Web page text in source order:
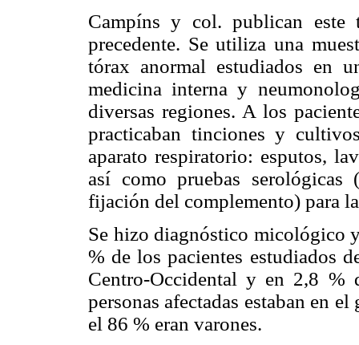
Campíns y col. publican este
precedente. Se utiliza una
tórax anormal estudiados en
medicina interna y
diversas regiones. A los
practicaban tinciones y
aparato respiratorio: esputos,
así como pruebas serológicas
fijación del complemento) para
Se hizo diagnóstico micológico
% de los pacientes estudiados
Centro-Occidental y en 2,8
personas afectadas estaban en
el 86 % eran varones.